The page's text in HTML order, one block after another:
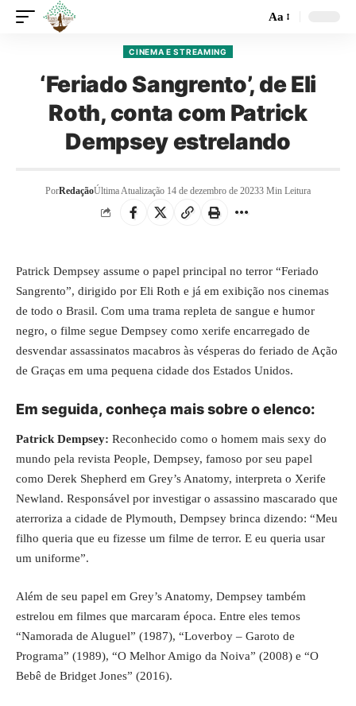
Aa
CINEMA E STREAMING
‘Feriado Sangrento’, de Eli
Roth, conta com Patrick
Dempsey estrelando
PorRedaçãoÚltima Atualização 14 de dezembro de 20233 Min Leitura
Patrick Dempsey assume o papel principal no terror “Feriado
Sangrento”, dirigido por Eli Roth e já em exibição nos cinemas
de todo o Brasil. Com uma trama repleta de sangue e humor
negro, o filme segue Dempsey como xerife encarregado de
desvendar assassinatos macabros às vésperas do feriado de Ação
de Graças em uma pequena cidade dos Estados Unidos.
Em seguida, conheça mais sobre o elenco:
Patrick Dempsey: Reconhecido como o homem mais sexy do
mundo pela revista People, Dempsey, famoso por seu papel
como Derek Shepherd em Grey’s Anatomy, interpreta o Xerife
Newland. Responsável por investigar o assassino mascarado que
aterroriza a cidade de Plymouth, Dempsey brinca dizendo: “Meu
filho queria que eu fizesse um filme de terror. E eu queria usar
um uniforme”.
Além de seu papel em Grey’s Anatomy, Dempsey também
estrelou em filmes que marcaram época. Entre eles temos
“Namorada de Aluguel” (1987), “Loverboy – Garoto de
Programa” (1989), “O Melhor Amigo da Noiva” (2008) e “O
Bebê de Bridget Jones” (2016).